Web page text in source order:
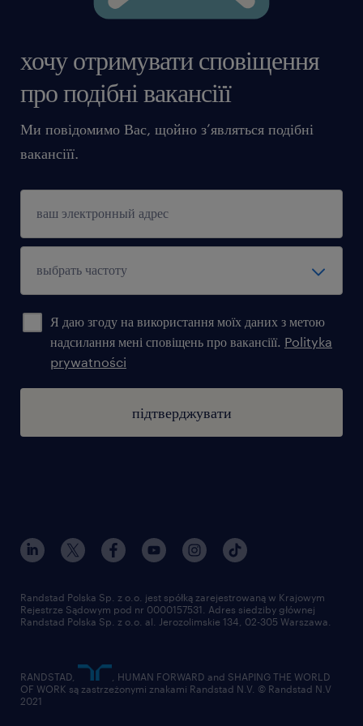
хочу отримувати сповіщення
про подібні вакансіїї
Ми повідомимо Вас, щойно з’являться подібні
вакансіїї.
Я даю згоду на використання моїх даних з метою
надсилання мені сповіщень про вакансіїї. Polityka
prywatności
підтверджувати
Randstad Polska Sp. z o.o. jest spółką zarejestrowaną w Krajowym
Rejestrze Sądowym pod nr 0000157531. Adres siedziby głównej
Randstad Polska Sp. z o.o. al. Jerozolimskie 134, 02-305 Warszawa.
RANDSTAD,
, HUMAN FORWARD and SHAPING THE WORLD
OF WORK są zastrzeżonymi znakami Randstad N.V. © Randstad N.V
2021